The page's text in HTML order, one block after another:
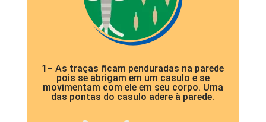
1– As traças ficam penduradas na parede
pois se abrigam em um casulo e se
movimentam com ele em seu corpo. Uma
das pontas do casulo adere à parede.